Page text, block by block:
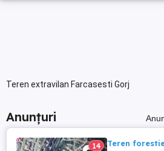
Teren extravilan Farcasesti Gorj
Anunțuri
14 Teren